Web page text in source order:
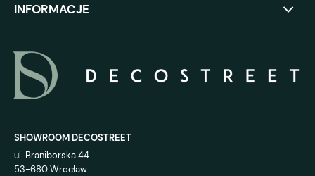
INFORMACJE
SHOWROOM DECOSTREET
ul. Braniborska 44
53-680 Wrocław